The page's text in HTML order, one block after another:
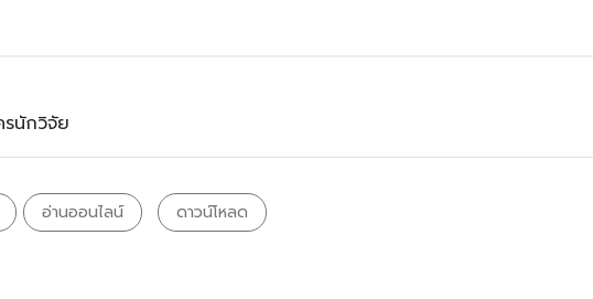
รนักวิจัย
อ่านออนไลน์ ดาวน์โหลด